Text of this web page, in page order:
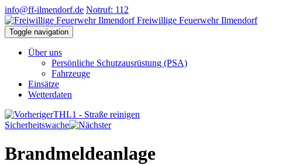
info@ff-ilmendorf.de Notruf: 112
Freiwillige Feuerwehr Ilmendorf
Toggle navigation
Über uns
Persönliche Schutzausrüstung (PSA)
Fahrzeuge
Einsätze
Wetterdaten
THL1 - Straße reinigen
Sicherheitswache
Brandmeldeanlage